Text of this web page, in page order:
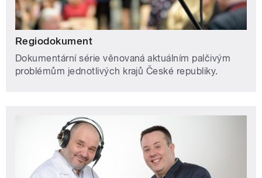
Regiodokument
Dokumentární série věnovaná aktuálním palčivým
problémům jednotlivých krajů České republiky.